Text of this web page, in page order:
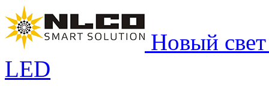
Новый
LED